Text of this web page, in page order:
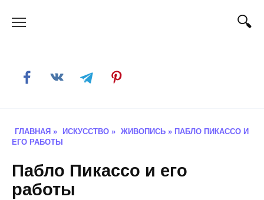
ГЛАВНАЯ » ИСКУССТВО » ЖИВОПИСЬ » ПАБЛО ПИКАССО И
ЕГО РАБОТЫ
Пабло Пикассо и его
работы